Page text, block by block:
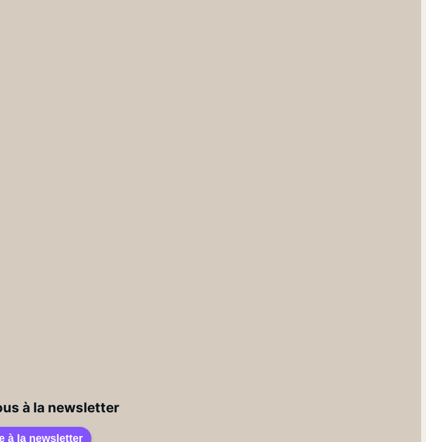
à la newsletter
à la newsletter